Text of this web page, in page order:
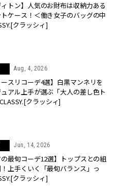
ィトン】人気のお財布は収納力ある
ケース！＜働き女子のバッグの中
クラッシィ]
Aug, 4, 2026
ースリコーデ4選】白黒マンネリを
アル上手が選ぶ「大人の差し色ト
クラッシィ]
Jun, 14, 2026
の最旬コーデ12選】トップスとの組
上手くいく「最旬バランス」っ
クラッシィ]